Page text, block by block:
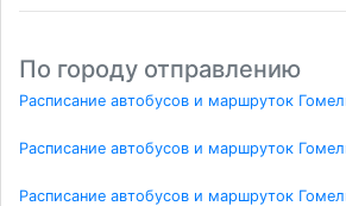
По городу отправлению
Расписание автобусов и маршруток
Расписание автобусов и маршруток
Расписание автобусов и маршруток